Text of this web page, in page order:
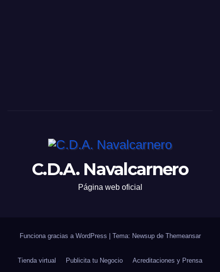
C.D.A. Navalcarnero
Página web oficial
Funciona gracias a WordPress Tema: Newsup de Themeansar
Tienda virtual Publicita tu Negocio Acreditaciones y Prensa